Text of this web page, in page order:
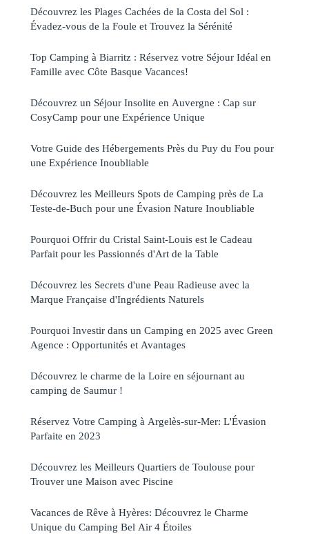
Découvrez les Plages Cachées de la Costa del Sol :
Évadez-vous de la Foule et Trouvez la Sérénité
Top Camping à Biarritz : Réservez votre Séjour Idéal en
Famille avec Côte Basque Vacances!
Découvrez un Séjour Insolite en Auvergne : Cap sur
CosyCamp pour une Expérience Unique
Votre Guide des Hébergements Près du Puy du Fou pour
une Expérience Inoubliable
Découvrez les Meilleurs Spots de Camping près de La
Teste-de-Buch pour une Évasion Nature Inoubliable
Pourquoi Offrir du Cristal Saint-Louis est le Cadeau
Parfait pour les Passionnés d'Art de la Table
Découvrez les Secrets d'une Peau Radieuse avec la
Marque Française d'Ingrédients Naturels
Pourquoi Investir dans un Camping en 2025 avec Green
Agence : Opportunités et Avantages
Découvrez le charme de la Loire en séjournant au
camping de Saumur !
Réservez Votre Camping à Argelès-sur-Mer: L'Évasion
Parfaite en 2023
Découvrez les Meilleurs Quartiers de Toulouse pour
Trouver une Maison avec Piscine
Vacances de Rêve à Hyères: Découvrez le Charme
Unique du Camping Bel Air 4 Étoiles